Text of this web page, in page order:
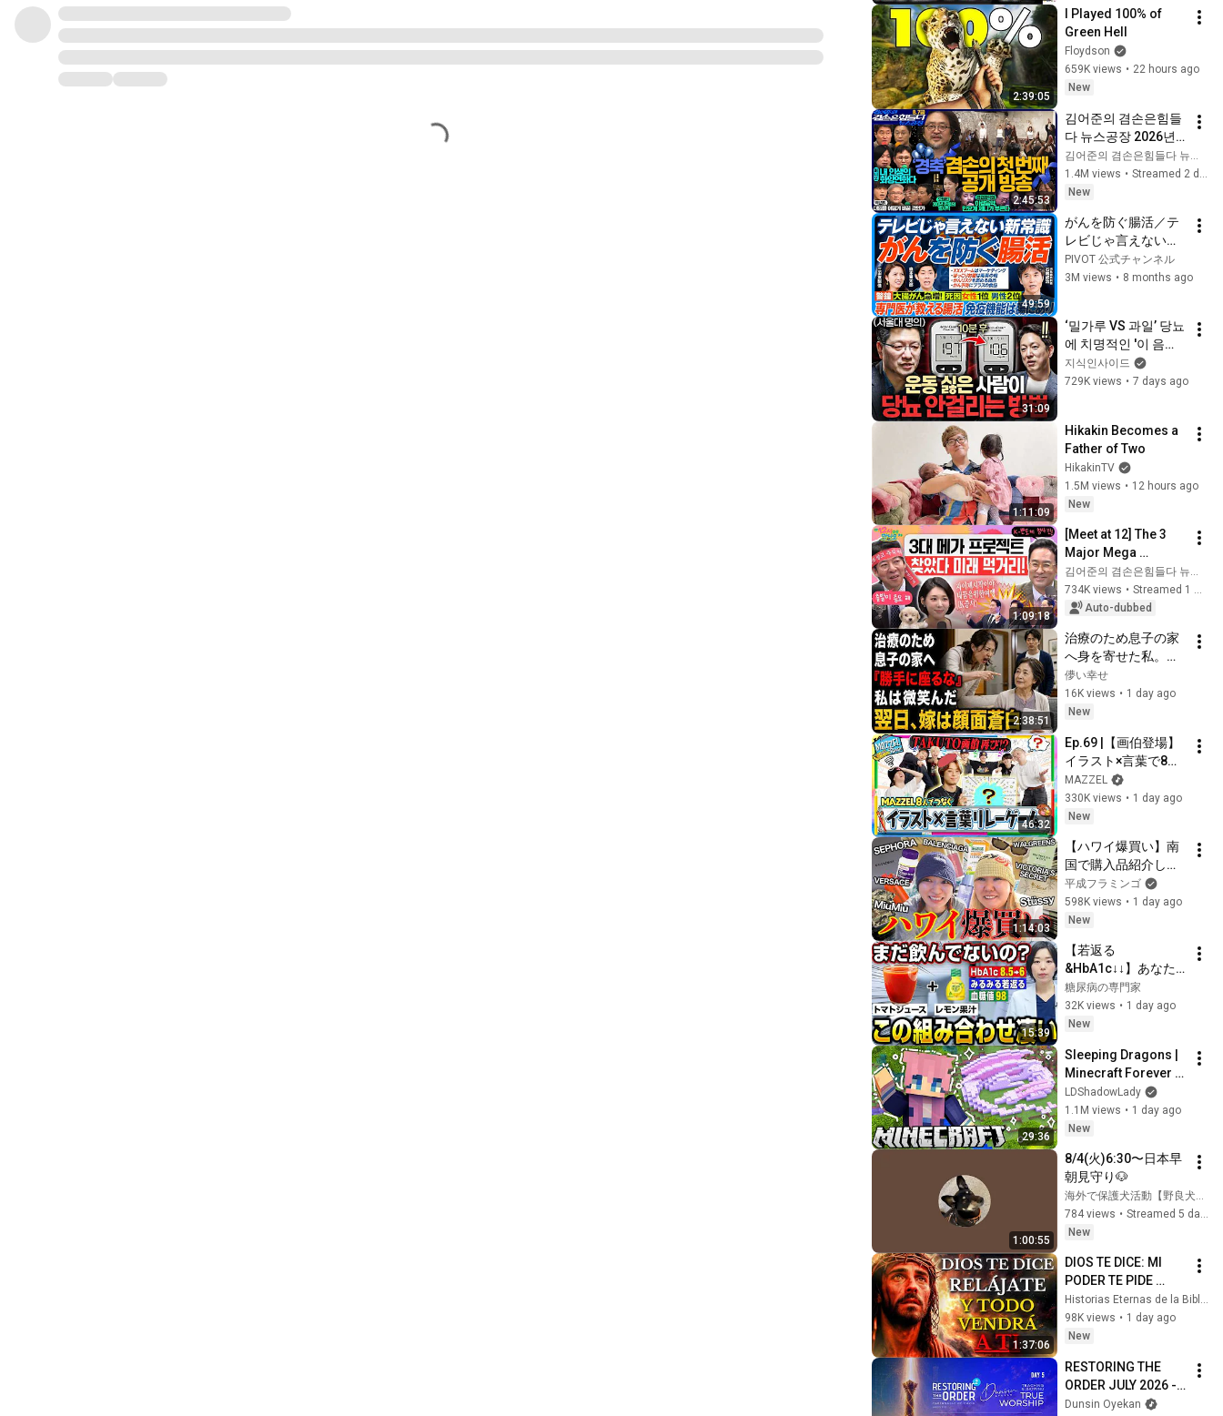
辞職願【井上咲楽×山
本期日前】｜選挙ド
ットコムちゃんねる
2:39:05
I Played 100% of
Green Hell
Floydson
659K views • 22 hours ago
New
2:45:53
김어준의 겸손은힘들
다 뉴스공장 2026년 8
월 7일 금요일 [김희교
X박구용X박태웅X이
진경, 홍사훈X주진우
밀희, 스포츠공장, 금
요음악회(마지카)]
1.4M views •
New
49:59
がんを防ぐ腸活／テ
レビじゃ言えない／
大腸がん急増 日本人
の死因 女性1位 男性2
る／がんリスク高め
る食品／予防にプラ
スの食品／ぽっこり
お腹は毒素の塊【健
PIVOT 公式チャンネル
3M views • 8 months ago
31:09
‘밀가루 VS 과일’ 당뇨
에 치명적인 '이 음
식'ㅣ지식인초대석
EP.156 (이승훈 교수
지식인사이드
729K views • 7 days ago
1:11:09
Hikakin Becomes a
Father of Two
HikakinTV
1.5M views • 12 hours ago
New
1:09:18
[Meet at 12] The 3
Major Mega
Projects Have
Arrived! What Does
the Blueprint for K-
김어준의 겸손은힘들다 뉴스공장
734K views •
Streamed 1 month ago
Auto-dubbed
2:38:51
治療のため息子の家
へ身を寄せた私。ソ
ファに座っただけで
嫁は「居候なんだか
ら勝手に座らない
私は微笑んで答え
た。「その言葉、き
っと後悔しますよ」
翌日、嫁は顔面蒼白
になった……。
儚い幸せ
16K views • 1 day ago
New
46:32
Ep.69 |【画伯登場】
イラスト×言葉で8人
がつなぐMAZZELテ
レストレーション
[MAZZEL ROOM #ま
MAZZEL
330K views • 1 day ago
New
1:14:03
【ハワイ爆買い】南
国で購入品紹介して
たらおでこが後退し
てきて緊急育毛
平成フラミンゴ
598K views • 1 day ago
New
15:39
【若返る
&HbA1c↓↓】あなた
はトマトジュースを
そのまま飲んでしま
っていませんか_【糖
現役医師】
糖尿病の専門家
32K views • 1 day ago
New
29:36
Sleeping Dragons |
Minecraft Forever
World | Ep. 7
LDShadowLady
1.1M views • 1 day ago
New
1:00:55
8/4(火)6:30〜日本早
朝見守り🐶
海外で保護犬活動【野良犬ふれあい広場 】
784 views •
Streamed 5 days ago
New
1:37:06
DIOS TE DICE: MI
PODER TE PIDE
RELÁJARTE Y
SOLTAR EL
CONTROL, TODO
MOMENTO
PERFECTO
Historias Eternas de la Biblia
98K views • 1 day ago
New
RESTORING THE
ORDER JULY 2026 -
DAY 5
Dunsin Oyekan